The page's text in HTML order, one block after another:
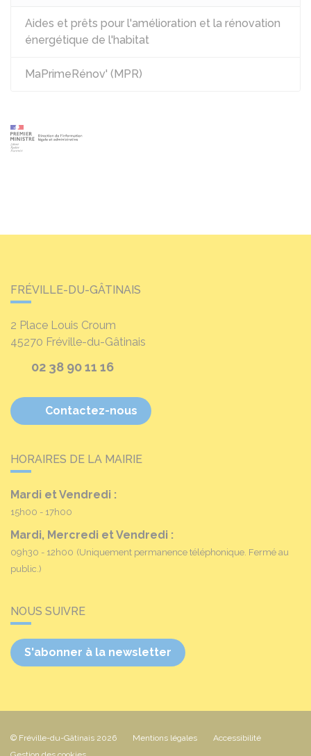
Aides et prêts pour l'amélioration et la rénovation
énergétique de l'habitat
MaPrimeRénov' (MPR)
FRÉVILLE-DU-GÂTINAIS
2 Place Louis Croum
45270 Fréville-du-Gâtinais
02 38 90 11 16
Contactez-nous
HORAIRES DE LA MAIRIE
Mardi et Vendredi :
15h00 - 17h00
Mardi, Mercredi et Vendredi :
09h30 - 12h00 (Uniquement permanence téléphonique. Fermé au
public.)
NOUS SUIVRE
S'abonner à la newsletter
© Fréville-du-Gâtinais 2026 Mentions légales
Accessibilité